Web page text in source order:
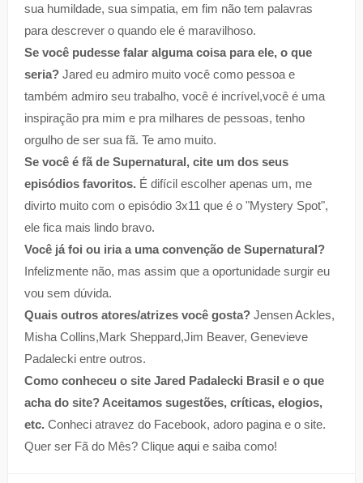
sua humildade, sua simpatia, em fim não tem palavras
para descrever o quando ele é maravilhoso.
Se você pudesse falar alguma coisa para ele, o que
seria?Jared eu admiro muito você como pessoa e
também admiro seu trabalho, você é incrível,você é uma
inspiração pra mim e pra milhares de pessoas, tenho
orgulho de ser sua fã. Te amo muito.
Se você é fã de Supernatural, cite um dos seus
episódios favoritos. É difícil escolher apenas um, me
divirto muito com o episódio 3x11 que é o "Mystery Spot",
ele fica mais lindo bravo.
Você já foi ou iria a uma convenção de Supernatural?
Infelizmente não, mas assim que a oportunidade surgir eu
vou sem dúvida.
Quais outros atores/atrizes você gosta?Jensen Ackles,
Misha Collins,Mark Sheppard,Jim Beaver, Genevieve
Padalecki entre outros.
Como conheceu o site Jared Padalecki Brasil e o que
acha do site? Aceitamos sugestões, críticas, elogios,
etc. Conheci atravez do Facebook, adoro pagina e o site.
Quer ser Fã do Mês? Clique aquie saiba como!